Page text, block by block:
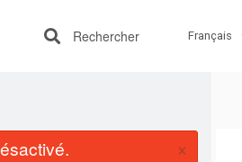
Français
Rechercher
×